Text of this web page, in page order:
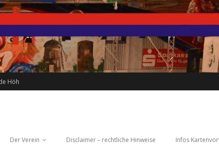
Höh
Der Verein Disclaimer – rechtliche Hinweise Infos